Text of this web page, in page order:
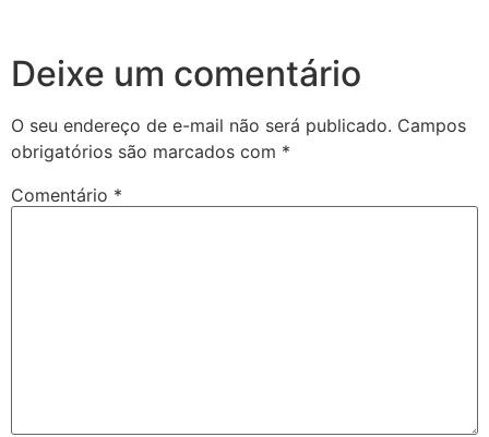
Deixe um comentário
O seu endereço de e-mail não será publicado. Campos
obrigatórios são marcados com *
Comentário *